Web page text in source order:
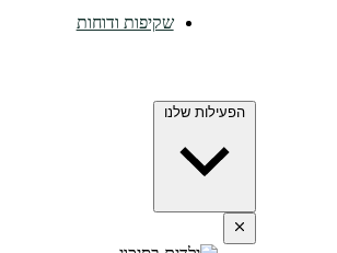
שקיפות ודוחות
הפעילות שלנו